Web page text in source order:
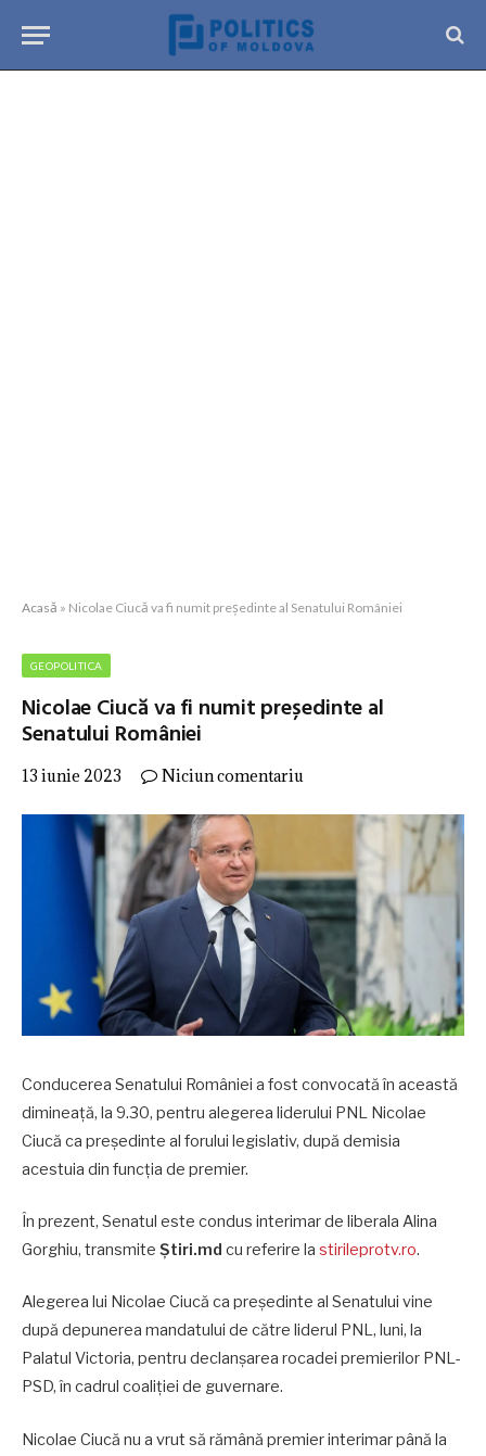
Acasă » Nicolae Ciucă va fi numit președinte al Senatului României
GEOPOLITICA
Nicolae Ciucă va fi numit președinte al
Senatului României
13 iunie 2023 Niciun comentariu
Conducerea Senatului României a fost convocată în această
dimineaţă, la 9.30, pentru alegerea liderului PNL Nicolae
Ciucă ca preşedinte al forului legislativ, după demisia
acestuia din funcţia de premier.
În prezent, Senatul este condus interimar de liberala Alina
Gorghiu, transmite Știri.md cu referire la stirileprotv.ro.
Alegerea lui Nicolae Ciucă ca preşedinte al Senatului vine
după depunerea mandatului de către liderul PNL, luni, la
Palatul Victoria, pentru declanşarea rocadei premierilor PNL-
PSD, în cadrul coaliţiei de guvernare.
Nicolae Ciucă nu a vrut să rămână premier interimar până la